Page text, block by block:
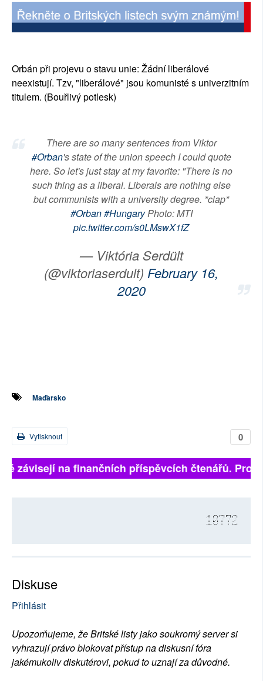
SOCIÁLNÍ SÍTĚ
PLNÁ VERZE STRÁNEK
Orbán při projevu o stavu unie: Žádní liberálové
neexistují. Tzv, "liberálové" jsou komunisté s univerzitním
titulem. (Bouřlivý potlesk)
There are so many sentences from Viktor
#Orban's state of the union speech I could quote
here. So let's just stay at my favorite: "There is no
such thing as a liberal. Liberals are nothing else
but communists with a university degree. *clap*
#Orban#HungaryPhoto: MTI
pic.twitter.com/s0LMswX1fZ
— Viktória Serdült
(@viktoriaserdult) February 16,
2020
Maďarsko
0
Vytisknout
závisejí na finančních příspěvcích čtenářů.
10772
Diskuse
Přihlásit
Upozorňujeme, že Britské listy jako soukromý server si
vyhrazují právo blokovat přístup na diskusní fóra
jakémukoliv diskutérovi, pokud to uznají za důvodné.